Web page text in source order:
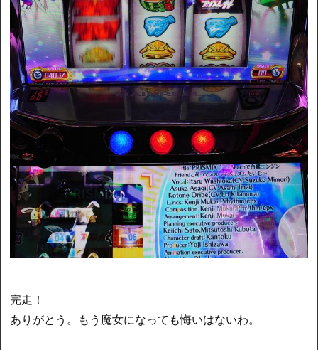
完走！
ありがとう。もう魔女になっても悔いはないわ。